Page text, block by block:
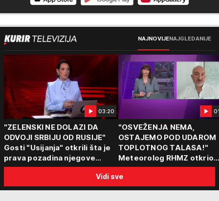
NAJNOVIJENAJGLEDANIJE
03:20
"ZELENSKI NE DOLAZI DA
ODVOJI SRBIJU OD RUSIJE"
Gosti "Usijanja" otkrili šta je
prava pozadina njegove
posete Beogradu
"OSVEŽENJA NEMA,
OSTAJEMO POD UDAROM
TOPLOTNOG TALASA!"
Meteorolog RHMZ otkrio
kakvo vreme nas čeka do
kraja avgusta
Vidi sve